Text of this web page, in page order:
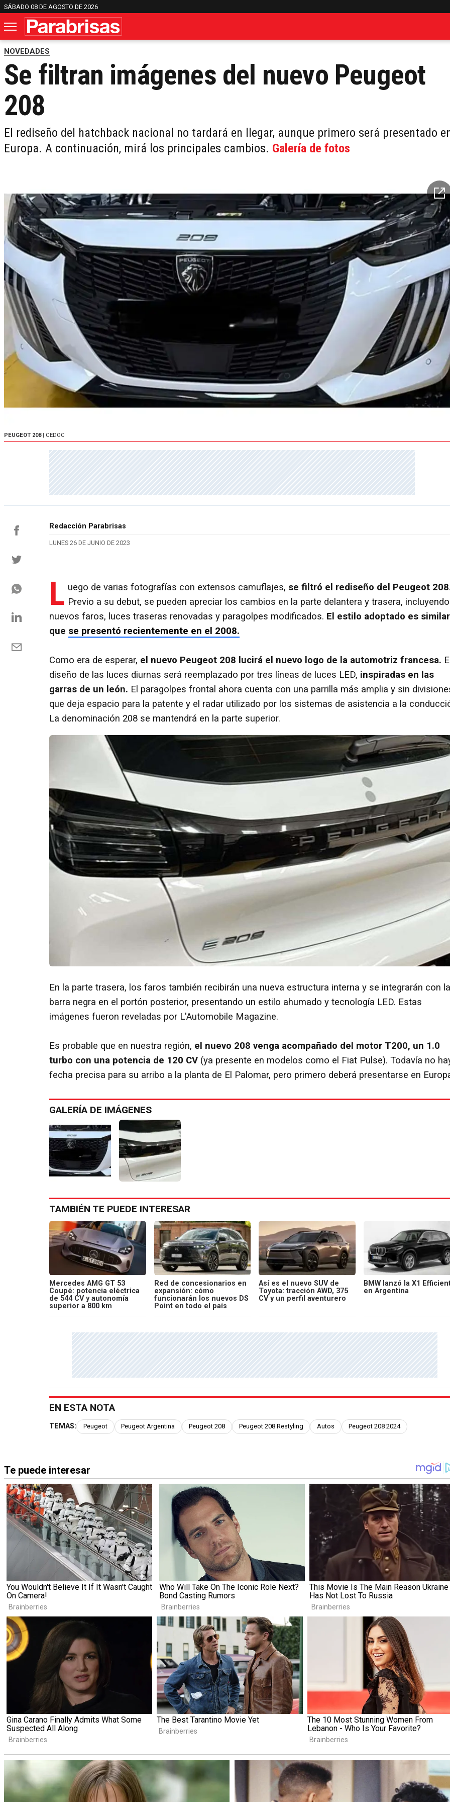
SÁBADO 08 DE AGOSTO DE 2026
NOVEDADES
Se filtran imágenes del nuevo Peugeot
208
El rediseño del hatchback nacional no tardará en llegar, aunque primero será presentado
Europa. A continuación, mirá los principales cambios. Galería de fotos
PEUGEOT 208| CEDOC
Redacción Parabrisas
LUNES 26 DE JUNIO DE 2023
L uego de varias fotografías con extensos camuflajes, se filtró el rediseño del Peugeot 208
Previo a su debut, se pueden apreciar los cambios en la parte delantera y trasera, incluyendo
nuevos faros, luces traseras renovadas y paragolpes modificados. El estilo adoptado es
que se presentó recientemente en el 2008.
Como era de esperar, el nuevo Peugeot 208 lucirá el nuevo logo de la automotriz francesa.
diseño de las luces diurnas será reemplazado por tres líneas de luces LED, inspiradas en las
garras de un león. El paragolpes frontal ahora cuenta con una parrilla más amplia y sin
que deja espacio para la patente y el radar utilizado por los sistemas de asistencia a la
La denominación 208 se mantendrá en la parte superior.
En la parte trasera, los faros también recibirán una nueva estructura interna y se integrarán con la
barra negra en el portón posterior, presentando un estilo ahumado y tecnología LED. Estas
imágenes fueron reveladas por L'Automobile Magazine.
Es probable que en nuestra región, el nuevo 208 venga acompañado del motor T200, un 1.0
turbo con una potencia de 120 CV (ya presente en modelos como el Fiat Pulse). Todavía no
fecha precisa para su arribo a la planta de El Palomar, pero primero deberá presentarse en
GALERÍA DE IMÁGENES
TAMBIÉN TE PUEDE INTERESAR
Mercedes AMG GT 53
Coupé: potencia eléctrica
de 544 CV y autonomía
superior a 800 km
Red de concesionarios en
expansión: cómo
funcionarán los nuevos DS
Point en todo el país
Así es el nuevo SUV de
Toyota: tracción AWD, 375
CV y un perfil aventurero
BMW lanzó la X1
en Argentina
EN ESTA NOTA
TEMAS: Peugeot Peugeot Argentina Peugeot 208 Peugeot 208 Restyling Autos Peugeot 208 2024